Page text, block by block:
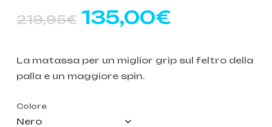
219,95€ Il
originale
era:
135,00€
attuale
è:
La matassa per un miglior grip sul feltro della
palla e un maggiore spin.
Colore